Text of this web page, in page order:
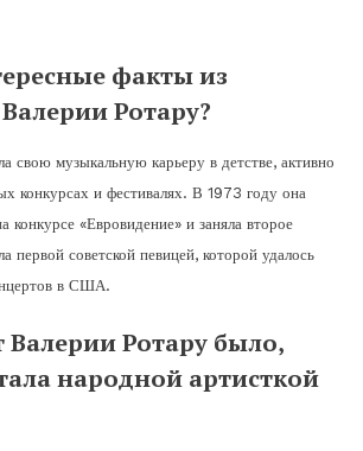
факты из
Ротару?
свою музыкальную карьеру в детстве, активно
конкурсах и фестивалях. В 1973 году она
конкурсе «Евровидение» и заняла второе
первой советской певицей, которой удалось
в США.
Валерии Ротару было,
народной артисткой